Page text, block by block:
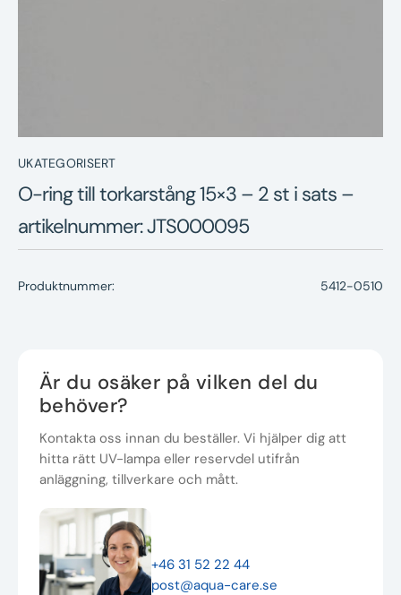
UKATEGORISERT
O-ring till torkarstång 15×3 – 2 st i sats –
artikelnummer: JTS000095
Produktnummer: 5412-0510
Är du osäker på vilken del du
behöver?
Kontakta oss innan du beställer. Vi hjälper dig att
hitta rätt UV-lampa eller reservdel utifrån
anläggning, tillverkare och mått.
+46 31 52 22 44
post@aqua-care.se